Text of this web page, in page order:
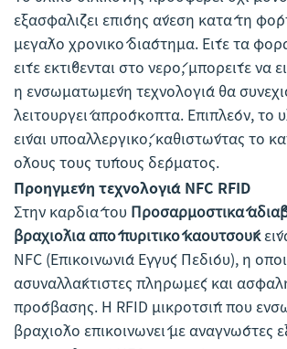
εξασφαλίζει επίσης άνεση κατά τη
μεγάλο χρονικό διάστημα. Είτε τα
είτε εκτίθενται στο νερό, μπορείτε να
η ενσωματωμένη τεχνολογία θα
λειτουργεί απρόσκοπτα. Επιπλέον, το
είναι υποαλλεργικό, καθιστώντας το
όλους τους τύπους δέρματος.
Προηγμένη τεχνολογία NFC RFID
Στην καρδιά του Προσαρμοστικά
βραχιόλια από πυριτικό καουτσούκ
NFC (Επικοινωνία Εγγύς Πεδίου), η
ασυναλλάκτιστες πληρωμές και
πρόσβασης. Η RFID μικροτσίπ που
βραχιόλο επικοινωνεί με αναγνώστες